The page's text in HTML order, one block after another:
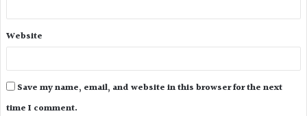
Website
Save my name, email, and website in this browser for the next
time I comment.